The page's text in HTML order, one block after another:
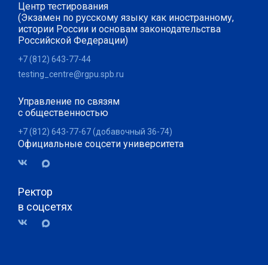
Центр тестирования
(Экзамен по русскому языку как иностранному,
истории России и основам законодательства
Российской Федерации)
+7 (812) 643-77-44
testing_centre@rgpu.spb.ru
Управление по связям
с общественностью
+7 (812) 643-77-67 (добавочный 36-74)
Официальные соцсети университета
Ректор
в соцсетях